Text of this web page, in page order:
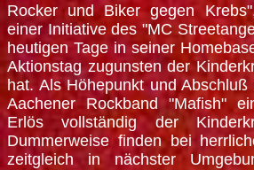
Rocker und Biker gegen
einer Initiative des "MC
heutigen Tage in seiner
Aktionstag zugunsten der
hat. Als Höhepunkt und
Aachener Rockband "Mafish"
Erlös vollständig der
Dummerweise finden bei
zeitgleich in nächster